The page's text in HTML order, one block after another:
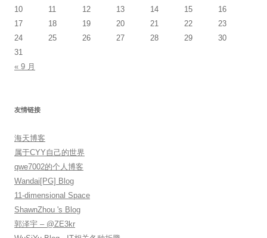
10
11 12 13 14 15
16
17
18 19 20 21 22
23
24
25 26 27 28 29
30
31
« 9 月
友情链接
海天博客
属于CYY自己的世界
qwe7002的个人博客
Wandai[PG] Blog
11-dimensional Space
ShawnZhou 's Blog
郭泽宇 – @ZE3kr